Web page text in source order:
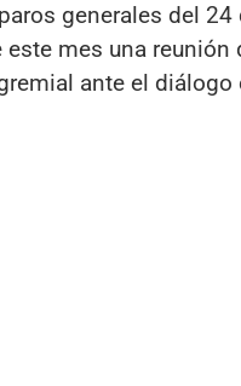
generales del 24
mes una reunión
ante el